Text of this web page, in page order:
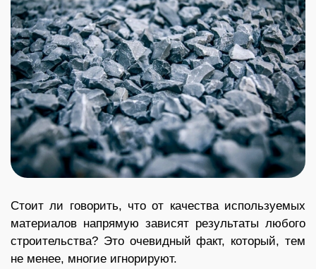
Стоит ли говорить, что от качества используемых
материалов напрямую зависят результаты любого
строительства? Это очевидный факт, который, тем
не менее, многие игнорируют.